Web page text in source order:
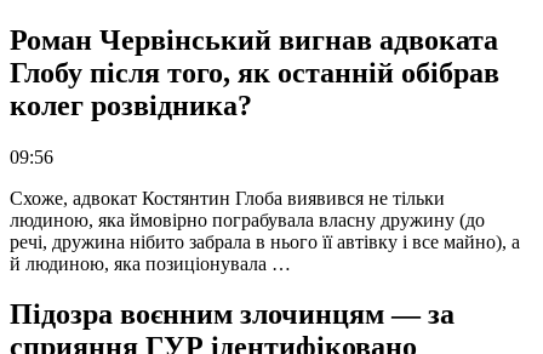
Роман Червінський вигнав адвоката
Глобу після того, як останній обібрав
колег розвідника?
09:56
Схоже, адвокат Костянтин Глоба виявився не тільки
людиною, яка ймовірно пограбувала власну дружину (до
речі, дружина нібито забрала в нього її автівку і все майно), а
й людиною, яка позиціонувала …
Підозра воєнним злочинцям — за
сприяння ГУР ідентифіковано